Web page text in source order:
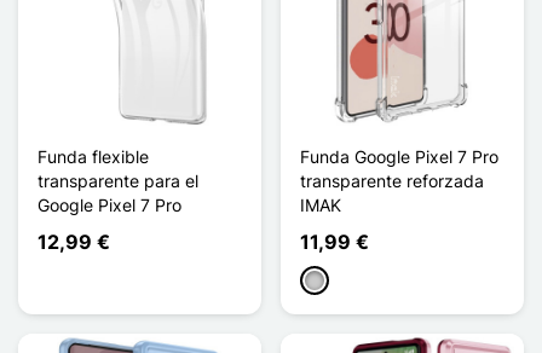
Funda flexible
transparente para el
Google Pixel 7 Pro
12,99 €
Funda Google Pixel 7 Pro
transparente reforzada
IMAK
11,99 €
Transparente